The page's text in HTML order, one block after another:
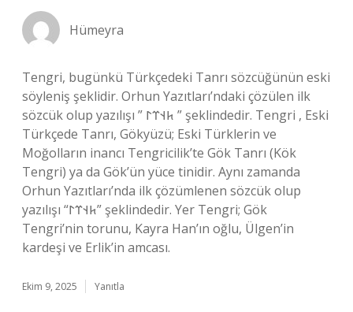
Hümeyra
Tengri, bugünkü Türkçedeki Tanrı sözcüğünün eski
söyleniş şeklidir. Orhun Yazıtları’ndaki çözülen ilk
sözcük olup yazılışı ” 𐱅𐰭𐰼𐰃 ” şeklindedir. Tengri , Eski
Türkçede Tanrı, Gökyüzü; Eski Türklerin ve
Moğolların inancı Tengricilik’te Gök Tanrı (Kök
Tengri) ya da Gök’ün yüce tinidir. Aynı zamanda
Orhun Yazıtları’nda ilk çözümlenen sözcük olup
yazılışı “𐱅𐰭𐰼𐰃” şeklindedir. Yer Tengri; Gök
Tengri’nin torunu, Kayra Han’ın oğlu, Ülgen’in
kardeşi ve Erlik’in amcası.
Ekim 9, 2025 Yanıtla